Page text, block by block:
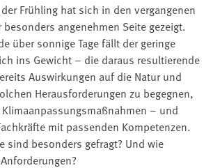
Frühling hat sich in den vergangenen
angenehmen Seite gezeigt.
über sonnige Tage fällt der geringe
ins Gewicht – die daraus resultierende
Auswirkungen auf die Natur und
Herausforderungen zu begegnen,
– und
mit passenden Kompetenzen.
sind besonders gefragt? Und wie